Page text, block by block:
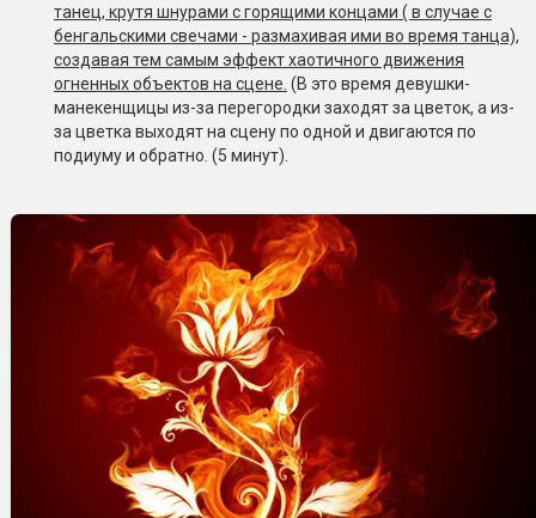
танец, крутя шнурами с горящими концами ( в случае с
бенгальскими свечами - размахивая ими во время танца),
создавая тем самым эффект хаотичного движения
огненных объектов на сцене. (В это время девушки-
манекенщицы из-за перегородки заходят за цветок, а из-
за цветка выходят на сцену по одной и двигаются по
подиуму и обратно. (5 минут).